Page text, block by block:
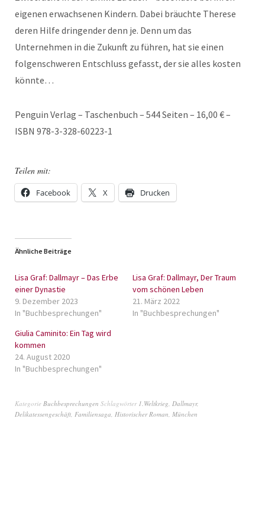
eigenen erwachsenen Kindern. Dabei bräuchte Therese
deren Hilfe dringender denn je. Denn um das
Unternehmen in die Zukunft zu führen, hat sie einen
folgenschweren Entschluss gefasst, der sie alles kosten
könnte…
Penguin Verlag – Taschenbuch – 544 Seiten – 16,00 € –
ISBN 978-3-328-60223-1
Teilen mit:
Facebook X Drucken
Ähnliche Beiträge
Lisa Graf: Dallmayr – Das Erbe
einer Dynastie
9. Dezember 2023
In "Buchbesprechungen"
Lisa Graf: Dallmayr, Der Traum
vom schönen Leben
21. März 2022
In "Buchbesprechungen"
Giulia Caminito: Ein Tag wird
kommen
24. August 2020
In "Buchbesprechungen"
Kategorie Buchbesprechungen Schlagwörter 1.Weltkrieg, Dallmayr,
Delikatessengeschäft, Familiensaga, Historischer Roman, München